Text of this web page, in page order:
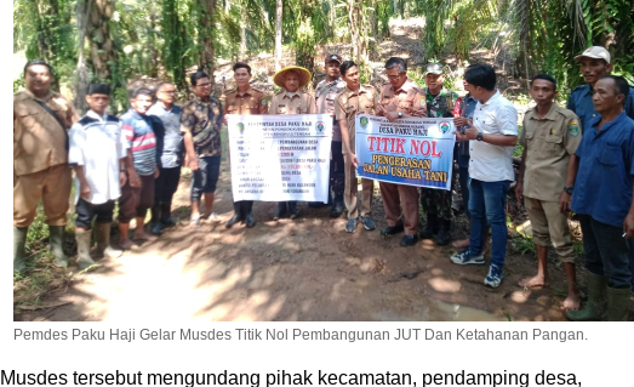
Pemdes Paku Haji Gelar Musdes Titik Nol Pembangunan JUT Dan Ketahanan Pangan.
Musdes tersebut mengundang pihak kecamatan, pendamping desa,